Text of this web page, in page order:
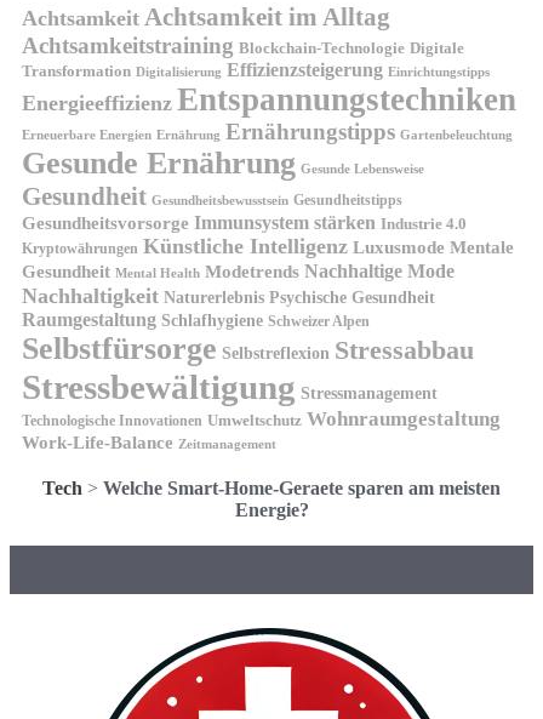
Achtsamkeit Achtsamkeit im Alltag
Achtsamkeitstraining Blockchain-Technologie Digitale
Transformation Digitalisierung Effizienzsteigerung Einrichtungstipps
Energieeffizienz Entspannungstechniken
Erneuerbare Energien Ernährung Ernährungstipps Gartenbeleuchtung
Gesunde Ernährung Gesunde Lebensweise
Gesundheit Gesundheitsbewusstsein Gesundheitstipps
Gesundheitsvorsorge Immunsystem stärken Industrie 4.0
Kryptowährungen Künstliche Intelligenz Luxusmode Mentale
Gesundheit Mental Health Modetrends Nachhaltige Mode
Nachhaltigkeit Naturerlebnis Psychische Gesundheit
Raumgestaltung Schlafhygiene Schweizer Alpen
Selbstfürsorge Selbstreflexion Stressabbau
Stressbewältigung Stressmanagement
Technologische Innovationen Umweltschutz Wohnraumgestaltung
Work-Life-Balance Zeitmanagement
Tech > Welche Smart-Home-Geraete sparen am meisten
Energie?